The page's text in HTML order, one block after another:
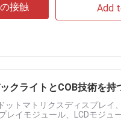
接触 Add
クライトとCOB技術を
ットマトリクスディスプレイ
プレイモジュール、LCDモジ